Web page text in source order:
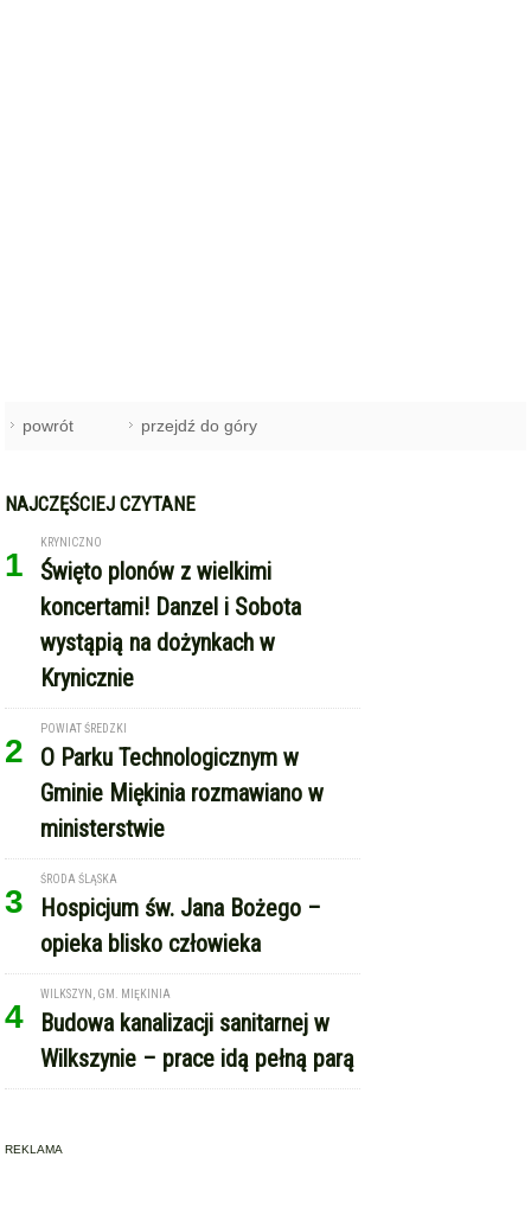
powrót przejdź do góry
NAJCZĘŚCIEJ CZYTANE
1
KRYNICZNO
Święto plonów z wielkimi
koncertami! Danzel i Sobota
wystąpią na dożynkach w
Krynicznie
2
POWIAT ŚREDZKI
O Parku Technologicznym w
Gminie Miękinia rozmawiano w
ministerstwie
3
ŚRODA ŚLĄSKA
Hospicjum św. Jana Bożego –
opieka blisko człowieka
4
WILKSZYN, GM. MIĘKINIA
Budowa kanalizacji sanitarnej w
Wilkszynie – prace idą pełną parą
REKLAMA